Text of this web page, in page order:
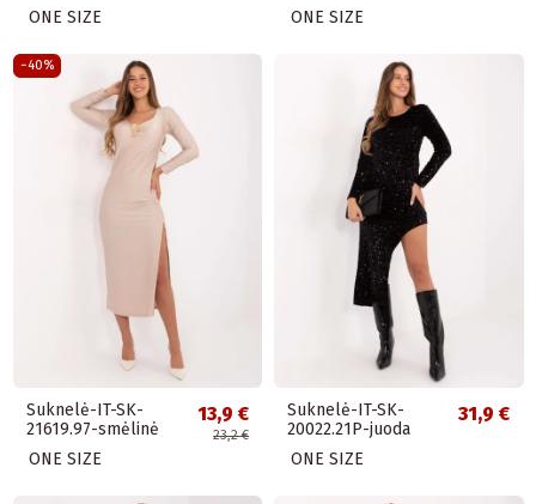
ONE SIZE ONE SIZE
−40%
Suknelė-IT-SK-
21619.97-smėlinė
13,9 €
23,2 €
ONE SIZE
Suknelė-IT-SK-
20022.21P-juoda
31,9 €
ONE SIZE